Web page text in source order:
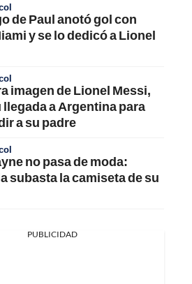
de Paul anotó gol con
y se lo dedicó a Lionel
imagen de Lionel Messi,
llegada a Argentina para
a su padre
no pasa de moda:
subasta la camiseta de su
PUBLICIDAD